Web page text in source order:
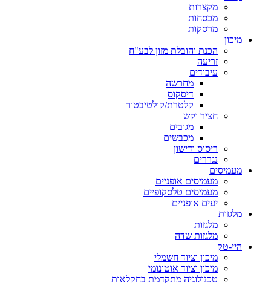
מקצרות
מכסחות
מרסקות
מיכון
הכנת והובלת מזון לבע"ח
זריעה
עיבודים
מחרשה
דיסקוס
קלטרת/קולטיבטור
חציר וקש
מגובים
מכבשים
ריסוס ודישון
נגררים
מעמיסים
מעמיסים אופניים
מעמיסים טלסקופיים
יעים אופניים
מלגזות
מלגזות
מלגזות שדה
היי-טק
מיכון וציוד חשמלי
מיכון וציוד אוטונומי
טכנולוגיה מתקדמת בחקלאות